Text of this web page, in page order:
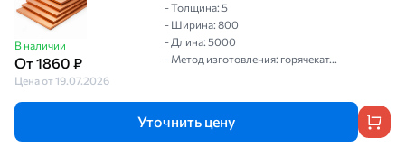
В наличии
От 1860 ₽
Цена от 19.07.2026
- Толщина: 5
- Ширина: 800
- Длина: 5000
- Метод изготовления: горячекат...
Уточнить цену